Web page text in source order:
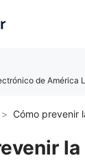
de América